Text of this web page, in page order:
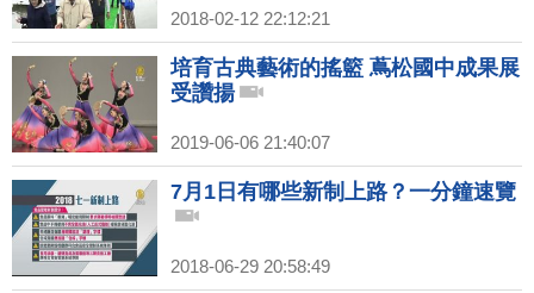
2018-02-12 22:12:21
培育古典藝術的搖籃 蔦松國中成果展
受讚揚
2019-06-06 21:40:07
7月1日有哪些新制上路？一分鐘速覽
2018-06-29 20:58:49